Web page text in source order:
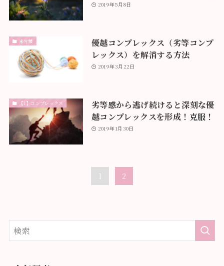
2019年5月8日
未分類
優越コンプレックス（劣等コンプ
レックス）を解消する方法
2019年3月22日
【1】コンプレックス
劣等感から逃げ続けると深刻な優
越コンプレックスを形成！克服！
2019年1月30日
1 2